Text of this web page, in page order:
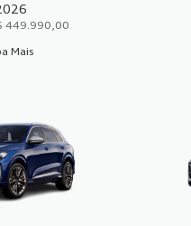
449.990,00
Mais